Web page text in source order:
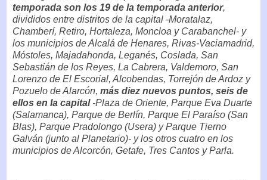
temporada son los 19 de la temporada anterior,
divididos entre distritos de la capital -Moratalaz,
Chamberí, Retiro, Hortaleza, Moncloa y Carabanchel- y
los municipios de Alcalá de Henares, Rivas-Vaciamadrid,
Móstoles, Majadahonda, Leganés, Coslada, San
Sebastián de los Reyes, La Cabrera, Valdemoro, San
Lorenzo de El Escorial, Alcobendas, Torrejón de Ardoz y
Pozuelo de Alarcón, más diez nuevos puntos, seis de
ellos en la capital-Plaza de Oriente, Parque Eva Duarte
(Salamanca), Parque de Berlín, Parque El Paraíso (San
Blas), Parque Pradolongo (Usera) y Parque Tierno
Galván (junto al Planetario)- y los otros cuatro en los
municipios de Alcorcón, Getafe, Tres Cantos y Parla.